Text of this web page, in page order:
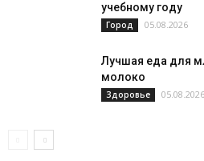
учебному году
Город 05.08.2026
Лучшая еда для
молоко
Здоровье 05.08.2026